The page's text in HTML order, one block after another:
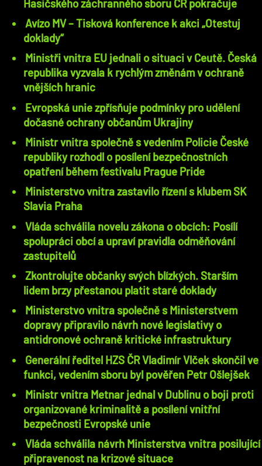
Hasičského záchranného sboru ČR pokračuje
Avízo MV – Tisková konference k akci „Otestuj
doklady“
Ministři vnitra EU jednali o situaci v Ceutě. Česká
republika vyzvala k rychlým změnám v ochraně
vnějších hranic
Evropská unie zpřísňuje podmínky pro udělení
dočasné ochrany občanům Ukrajiny
Ministr vnitra společně s vedením Policie České
republiky rozhodl o posílení bezpečnostních
opatření během festivalu Prague Pride
Ministerstvo vnitra zastavilo řízení s klubem SK
Slavia Praha
Vláda schválila novelu zákona o obcích: Posílí
spolupráci obcí a upraví pravidla odměňování
zastupitelů
Zkontrolujte občanky svých blízkých. Starším
lidem brzy přestanou platit staré doklady
Ministerstvo vnitra společně s Ministerstvem
dopravy připravilo návrh nové legislativy o
antidronové ochraně kritické infrastruktury
Generální ředitel HZS ČR Vladimír Vlček skončil ve
funkci, vedením sboru byl pověřen Petr Ošlejšek
Ministr vnitra Metnar jednal v Dublinu o boji proti
organizované kriminalitě a posílení vnitřní
bezpečnosti Evropské unie
Vláda schválila návrh Ministerstva vnitra posilující
připravenost na krizové situace